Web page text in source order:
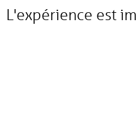
L'expérience est